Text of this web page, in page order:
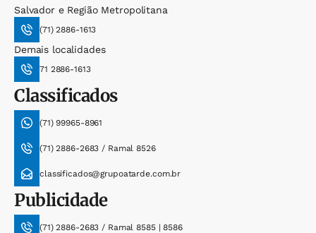
Salvador e Região Metropolitana
(71) 2886-1613
Demais localidades
71 2886-1613
Classificados
(71) 99965-8961
(71) 2886-2683 / Ramal 8526
classificados@grupoatarde.com.br
Publicidade
(71) 2886-2683 / Ramal 8585 | 8586